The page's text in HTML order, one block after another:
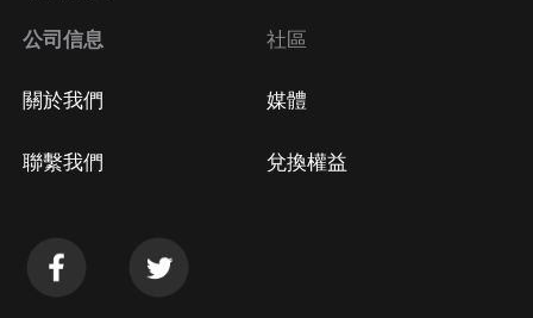
公司信息
關於我們
聯繫我們
社區
媒體
兌換權益